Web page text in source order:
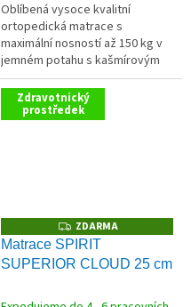
Oblíbená vysoce kvalitní
ortopedická matrace s
maximální nosností až 150 kg v
jemném potahu s kašmírovým
vláknem. AKCE polštář VISCO
LENOŠEK ZDARMA
Zdravotnický
prostředek
Z
D
A
R
ZDARMA
Matrace SPIRIT
SUPERIOR CLOUD 25 cm